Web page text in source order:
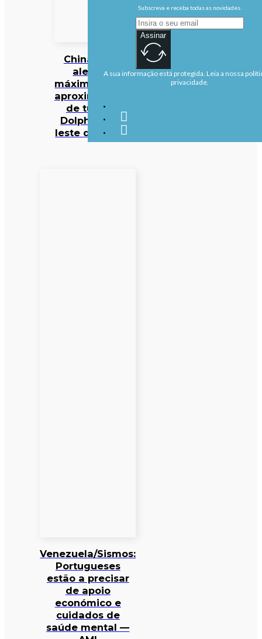
China em
alerta
máximo com
aproximação
de tufão
Dolphin ao
leste do país
Venezuela/Sismos:
Portugueses
estão a precisar
de apoio
económico e
cuidados de
saúde mental —
Subscreva e receba todas as novidades.
Assinar
A sua informação está protegida. Leia a nossa
privacidade.